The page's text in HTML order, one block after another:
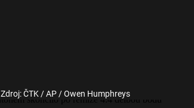
Zdroj: ČTK / AP / Owen Humphreys